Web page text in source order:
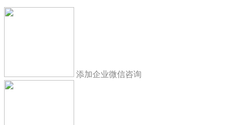
添加企业微信咨询